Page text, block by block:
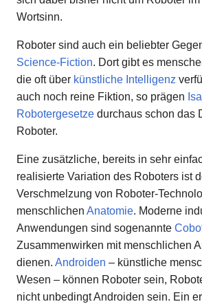
Wortsinn.
Roboter sind auch ein beliebter
Science-Fiction. Dort gibt es
die oft über künstliche Intelligenz
auch noch reine Fiktion, so prägen
Robotergesetze durchaus schon das
Roboter.
Eine zusätzliche, bereits in sehr
realisierte Variation des Roboters ist
Verschmelzung von Roboter-
menschlichen Anatomie. Moderne
Anwendungen sind sogenannte
Zusammenwirken mit menschlichen
dienen. Androiden – künstliche
Wesen – können Roboter sein,
nicht unbedingt Androiden sein. Ein